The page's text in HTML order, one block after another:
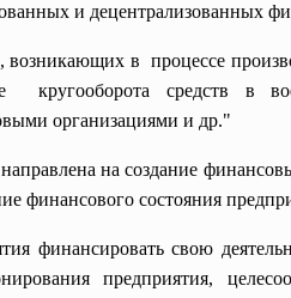
и децентрализованных
в процессе
средств в
организациями и др."
на создание
финансового состояния
финансировать свою
предприятия,